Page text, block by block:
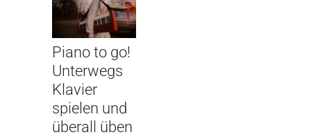
Piano to go!
Unterwegs
Klavier
spielen und
überall üben